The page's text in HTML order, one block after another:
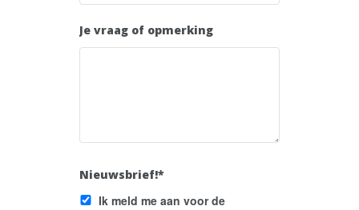
Je vraag of opmerking
Nieuwsbrief!*
Ik meld me aan voor de